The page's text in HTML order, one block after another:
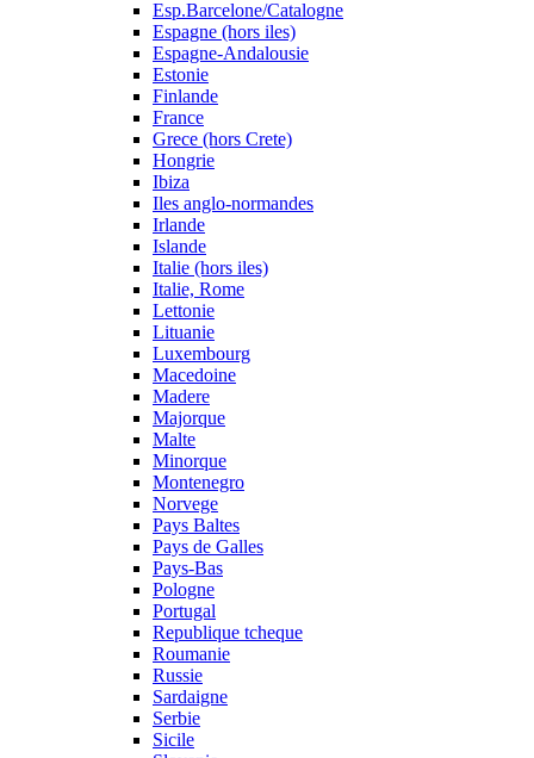
Esp.Barcelone/Catalogne
Espagne (hors iles)
Espagne-Andalousie
Estonie
Finlande
France
Grece (hors Crete)
Hongrie
Ibiza
Iles anglo-normandes
Irlande
Islande
Italie (hors iles)
Italie, Rome
Lettonie
Lituanie
Luxembourg
Macedoine
Madere
Majorque
Malte
Minorque
Montenegro
Norvege
Pays Baltes
Pays de Galles
Pays-Bas
Pologne
Portugal
Republique tcheque
Roumanie
Russie
Sardaigne
Serbie
Sicile